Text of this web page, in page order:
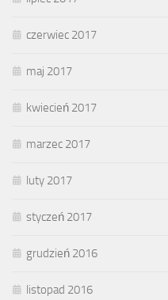
czerwiec 2017
maj 2017
kwiecień 2017
marzec 2017
luty 2017
styczeń 2017
grudzień 2016
listopad 2016